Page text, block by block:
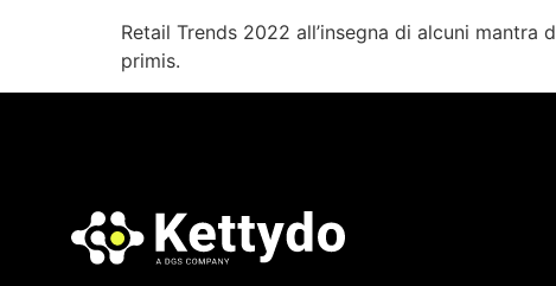
Retail Trends 2022 all’insegna di alcuni
primis.